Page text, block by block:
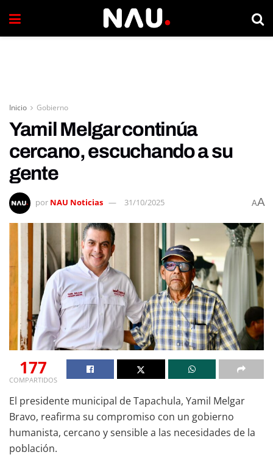
Inicio Gobierno
Yamil Melgar continúa
cercano, escuchando a su
gente
por NAU Noticias 31/10/2025 AA
177
COMPARTIDOS
El presidente municipal de Tapachula, Yamil Melgar
Bravo, reafirma su compromiso con un gobierno
humanista, cercano y sensible a las necesidades de la
población.